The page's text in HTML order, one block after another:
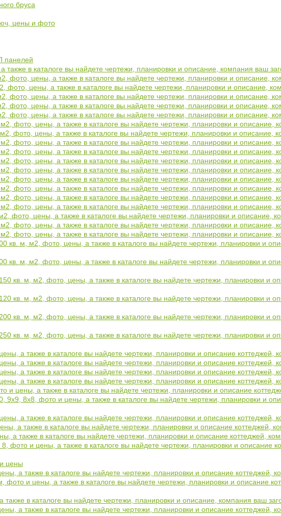
бруса
цены и фото
панелей
в каталоге вы найдете чертежи, планировки и описание, компания ваш
фото, цены, а также в каталоге вы найдете чертежи, планировки и описание,
фото, цены, а также в каталоге вы найдете чертежи, планировки и описание,
фото, цены, а также в каталоге вы найдете чертежи, планировки и описание,
фото, цены, а также в каталоге вы найдете чертежи, планировки и описание,
фото, цены, а также в каталоге вы найдете чертежи, планировки и описание,
фото, цены, а также в каталоге вы найдете чертежи, планировки и описание,
фото, цены, а также в каталоге вы найдете чертежи, планировки и описание,
фото, цены, а также в каталоге вы найдете чертежи, планировки и описание,
фото, цены, а также в каталоге вы найдете чертежи, планировки и описание,
фото, цены, а также в каталоге вы найдете чертежи, планировки и описание,
фото, цены, а также в каталоге вы найдете чертежи, планировки и описание,
фото, цены, а также в каталоге вы найдете чертежи, планировки и описание,
фото, цены, а также в каталоге вы найдете чертежи, планировки и описание,
фото, цены, а также в каталоге вы найдете чертежи, планировки и описание,
фото, цены, а также в каталоге вы найдете чертежи, планировки и описание,
фото, цены, а также в каталоге вы найдете чертежи, планировки и описание,
фото, цены, а также в каталоге вы найдете чертежи, планировки и описание,
фото, цены, а также в каталоге вы найдете чертежи, планировки и описание,
кв. м, м2, фото, цены, а также в каталоге вы найдете чертежи, планировки и
кв. м, м2, фото, цены, а также в каталоге вы найдете чертежи, планировки и
кв. м, м2, фото, цены, а также в каталоге вы найдете чертежи, планировки и
кв. м, м2, фото, цены, а также в каталоге вы найдете чертежи, планировки и
кв. м, м2, фото, цены, а также в каталоге вы найдете чертежи, планировки и
кв. м, м2, фото, цены, а также в каталоге вы найдете чертежи, планировки и
а также в каталоге вы найдете чертежи, планировки и описание коттеджей,
а также в каталоге вы найдете чертежи, планировки и описание коттеджей,
а также в каталоге вы найдете чертежи, планировки и описание коттеджей,
а также в каталоге вы найдете чертежи, планировки и описание коттеджей,
и цены, а также в каталоге вы найдете чертежи, планировки и описание
9х9, 8х8, фото и цены, а также в каталоге вы найдете чертежи, планировки и
а также в каталоге вы найдете чертежи, планировки и описание коттеджей,
а также в каталоге вы найдете чертежи, планировки и описание коттеджей,
а также в каталоге вы найдете чертежи, планировки и описание коттеджей,
фото и цены, а также в каталоге вы найдете чертежи, планировки и описание
цены
а также в каталоге вы найдете чертежи, планировки и описание коттеджей,
и цены, а также в каталоге вы найдете чертежи, планировки и описание
в каталоге вы найдете чертежи, планировки и описание, компания ваш
а также в каталоге вы найдете чертежи, планировки и описание коттеджей,